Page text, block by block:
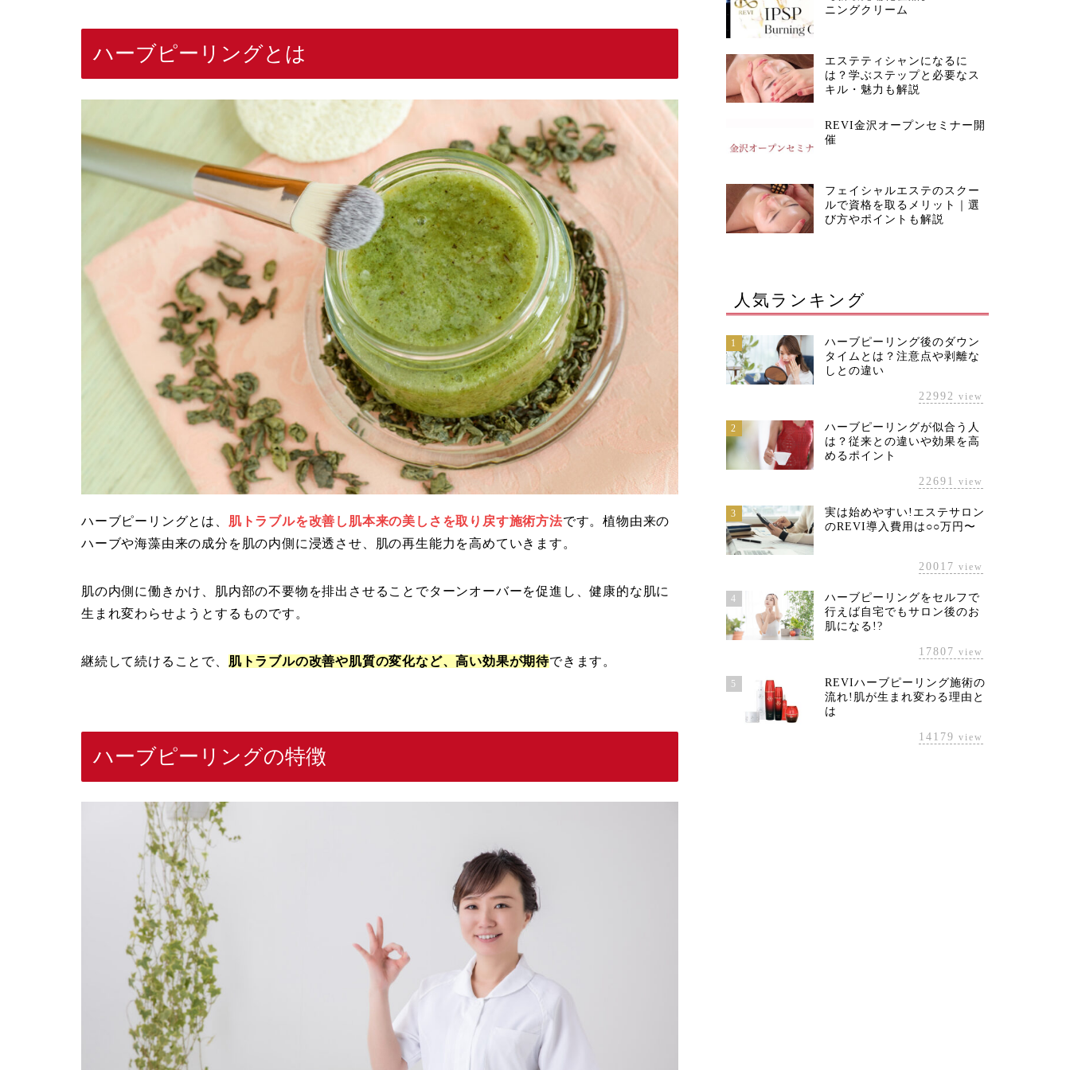
ハーブピーリングとは
ハーブピーリングとは、 肌トラブルを改善し肌本来の美しさを取り戻す施術方法です。植物由来の
ハーブや海藻由来の成分を肌の内側に浸透させ、肌の再生能力を高めていきます。
肌の内側に働きかけ、肌内部の不要物を排出させることでターンオーバーを促進し、健康的な肌に
生まれ変わらせようとするものです。
継続して続けることで、 肌トラブルの改善や肌質の変化など、高い効果が期待できます。
ハーブピーリングの特徴
ニングクリーム
エステティシャンになるに
は？学ぶステップと必要なス
キル・魅力も解説
REVI金沢オープンセミナー開
催
フェイシャルエステのスクー
ルで資格を取るメリット｜選
び方やポイントも解説
人気ランキング
1
ハーブピーリング後のダウン
タイムとは？注意点や剥離な
しとの違い
22992 view
2
ハーブピーリングが似合う人
は？従来との違いや効果を高
めるポイント
22691 view
3
実は始めやすい!エステサロン
のREVI導入費用は○○万円〜
20017 view
4
ハーブピーリングをセルフで
行えば自宅でもサロン後のお
肌になる!?
17807 view
5
REVIハーブピーリング施術の
流れ!肌が生まれ変わる理由と
は
14179 view